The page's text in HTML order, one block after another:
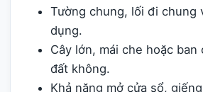
Tường chung, lối đi chung
dụng.
Cây lớn, mái che hoặc ban
đất không.
Khả năng mở cửa sổ,